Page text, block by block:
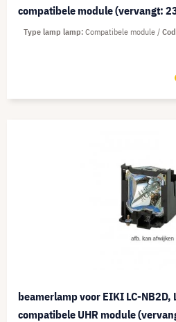
compatibele module (vervangt:
Type lamp lamp Compatibele module
beamerlamp voor EIKI LC-NB2D,
compatibele UHR module